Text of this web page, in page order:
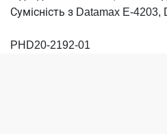
Сумісність з Datamax E-
PHD20-2192-01